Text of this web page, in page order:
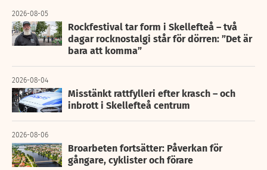
2026-08-05
Rockfestival tar form i Skellefteå – två
dagar rocknostalgi står för dörren: ”Det är
bara att komma”
2026-08-04
Misstänkt rattfylleri efter krasch – och
inbrott i Skellefteå centrum
2026-08-06
Broarbeten fortsätter: Påverkan för
gångare, cyklister och förare